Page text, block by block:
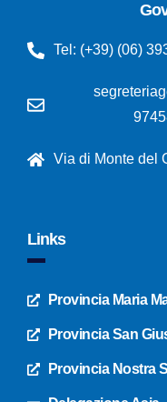
Tel: (+39) (06)
Via di Monte del
Links
Provincia Maria
Provincia San
Provincia Nostra